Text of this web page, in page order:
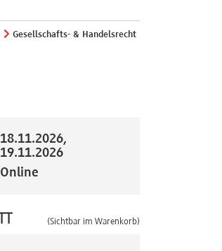
Gesellschafts- & Handelsrecht
18.11.2026,
19.11.2026
Online
(Sichtbar im Warenkorb)